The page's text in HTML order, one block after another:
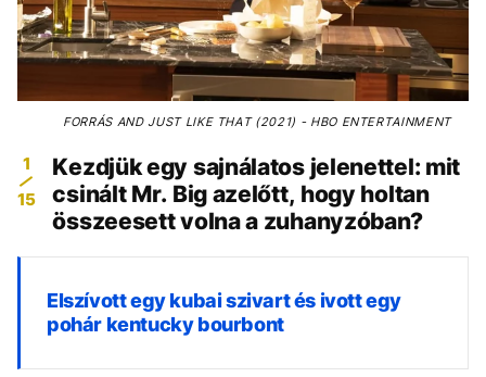
FORRÁS AND JUST LIKE THAT (2021) - HBO ENTERTAINMENT
1
15
Kezdjük egy sajnálatos jelenettel: mit
csinált Mr. Big azelőtt, hogy holtan
összeesett volna a zuhanyzóban?
Elszívott egy kubai szivart és ivott egy
pohár kentucky bourbont